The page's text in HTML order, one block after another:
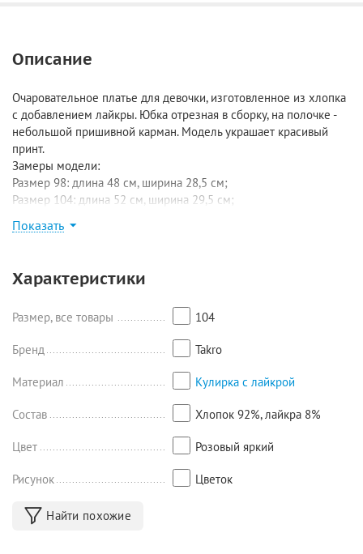
Описание
Очаровательное платье для девочки, изготовленное из хлопка
с добавлением лайкры. Юбка отрезная в сборку, на полочке -
небольшой пришивной карман. Модель украшает красивый
принт.
Замеры модели:
Размер 98: длина 48 см, ширина 28,5 см;
Размер 104: длина 52 см, ширина 29,5 см;
Размер 116: длина 59 см, ширина 33,5 см.
Показать
Характеристики
Размер, все товары 104
Бренд Takro
Материал Кулирка с лайкрой
Состав Хлопок 92%, лайкра 8%
Цвет Розовый яркий
Рисунок Цветок
Найти похожие